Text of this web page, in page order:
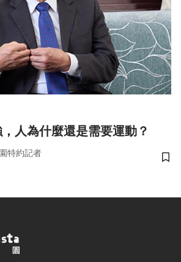
人為什麼還是需要運動？
特約記者
儲